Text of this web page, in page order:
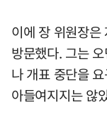
이에 장 위원장은
방문했다. 그는
나 개표 중단을
아들여지지는 않